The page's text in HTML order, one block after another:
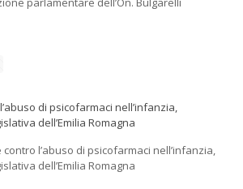
di psicofarmaci nell’infanzia,
dell’Emilia Romagna
contro l’abuso di psicofarmaci nell’infanzia,
dell’Emilia Romagna